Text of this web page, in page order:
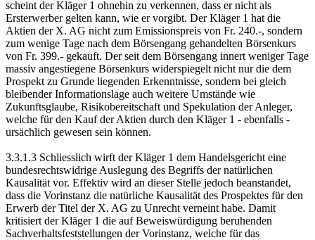
scheint der Kläger 1 ohnehin zu verkennen, dass er nicht als
Ersterwerber gelten kann, wie er vorgibt. Der Kläger 1 hat die
Aktien der X. AG nicht zum Emissionspreis von Fr. 240.-, sondern
zum wenige Tage nach dem Börsengang gehandelten Börsenkurs
von Fr. 399.- gekauft. Der seit dem Börsengang innert weniger Tage
massiv angestiegene Börsenkurs widerspiegelt nicht nur die dem
Prospekt zu Grunde liegenden Erkenntnisse, sondern bei gleich
bleibender Informationslage auch weitere Umstände wie
Zukunftsglaube, Risikobereitschaft und Spekulation der Anleger,
welche für den Kauf der Aktien durch den Kläger 1 - ebenfalls -
ursächlich gewesen sein können.
3.3.1.3 Schliesslich wirft der Kläger 1 dem Handelsgericht eine
bundesrechtswidrige Auslegung des Begriffs der natürlichen
Kausalität vor. Effektiv wird an dieser Stelle jedoch beanstandet,
dass die Vorinstanz die natürliche Kausalität des Prospektes für den
Erwerb der Titel der X. AG zu Unrecht verneint habe. Damit
kritisiert der Kläger 1 die auf Beweiswürdigung beruhenden
Sachverhaltsfeststellungen der Vorinstanz, welche für das